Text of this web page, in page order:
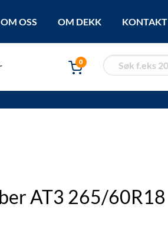
OM OSS OM DEKK KONTAKT
0
AT3 265/60R18